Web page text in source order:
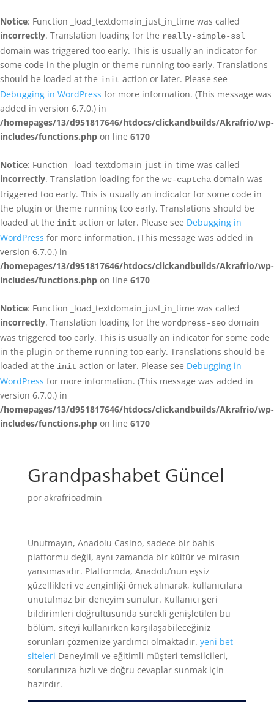
Notice: Function _load_textdomain_just_in_time was called
incorrectly. Translation loading for the really-simple-ssl
domain was triggered too early. This is usually an indicator for
some code in the plugin or theme running too early. Translations
should be loaded at the init action or later. Please see
Debugging in WordPress for more information. (This message was
added in version 6.7.0.) in
/homepages/13/d951817646/htdocs/clickandbuilds/Akrafrio/wp-
includes/functions.php on line 6170
Notice: Function _load_textdomain_just_in_time was called
incorrectly. Translation loading for the wc-captcha domain was
triggered too early. This is usually an indicator for some code in
the plugin or theme running too early. Translations should be
loaded at the init action or later. Please see Debugging in
WordPress for more information. (This message was added in
version 6.7.0.) in
/homepages/13/d951817646/htdocs/clickandbuilds/Akrafrio/wp-
includes/functions.php on line 6170
Notice: Function _load_textdomain_just_in_time was called
incorrectly. Translation loading for the wordpress-seo domain
was triggered too early. This is usually an indicator for some code
in the plugin or theme running too early. Translations should be
loaded at the init action or later. Please see Debugging in
WordPress for more information. (This message was added in
version 6.7.0.) in
/homepages/13/d951817646/htdocs/clickandbuilds/Akrafrio/wp-
includes/functions.php on line 6170
Grandpashabet Güncel
por akrafrioadmin
Unutmayın, Anadolu Casino, sadece bir bahis
platformu değil, aynı zamanda bir kültür ve mirasın
yansımasıdır. Platformda, Anadolu’nun eşsiz
güzellikleri ve zenginliği örnek alınarak, kullanıcılara
unutulmaz bir deneyim sunulur. Kullanıcı geri
bildirimleri doğrultusunda sürekli genişletilen bu
bölüm, siteyi kullanırken karşılaşabileceğiniz
sorunları çözmenize yardımcı olmaktadır. yeni bet
siteleri Deneyimli ve eğitimli müşteri temsilcileri,
sorularınıza hızlı ve doğru cevaplar sunmak için
hazırdır.